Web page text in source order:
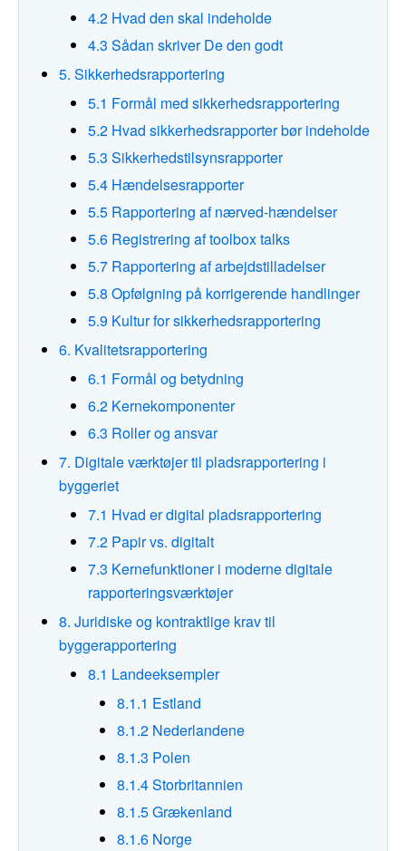
4.2 Hvad den skal indeholde
4.3 Sådan skriver De den godt
5. Sikkerhedsrapportering
5.1 Formål med sikkerhedsrapportering
5.2 Hvad sikkerhedsrapporter bør indeholde
5.3 Sikkerhedstilsynsrapporter
5.4 Hændelsesrapporter
5.5 Rapportering af nærved-hændelser
5.6 Registrering af toolbox talks
5.7 Rapportering af arbejdstilladelser
5.8 Opfølgning på korrigerende handlinger
5.9 Kultur for sikkerhedsrapportering
6. Kvalitetsrapportering
6.1 Formål og betydning
6.2 Kernekomponenter
6.3 Roller og ansvar
7. Digitale værktøjer til pladsrapportering i
byggeriet
7.1 Hvad er digital pladsrapportering
7.2 Papir vs. digitalt
7.3 Kernefunktioner i moderne digitale
rapporteringsværktøjer
8. Juridiske og kontraktlige krav til
byggerapportering
8.1 Landeeksempler
8.1.1 Estland
8.1.2 Nederlandene
8.1.3 Polen
8.1.4 Storbritannien
8.1.5 Grækenland
8.1.6 Norge